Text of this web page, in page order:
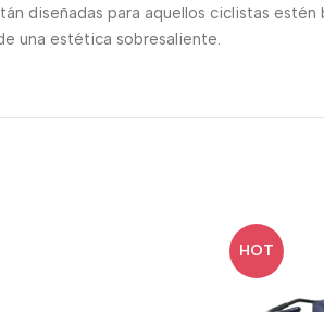
diseñadas para aquellos ciclistas
una estética sobresaliente.
HOT